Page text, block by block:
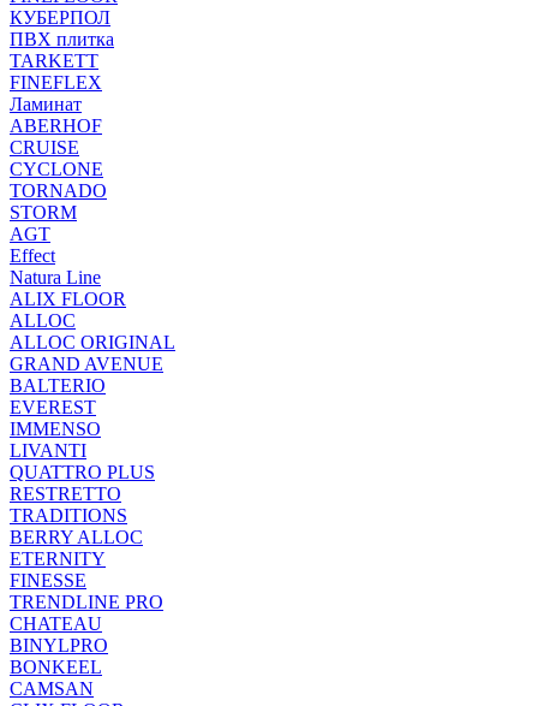
КУБЕРПОЛ
ПВХ плитка
TARKETT
FINEFLEX
Ламинат
ABERHOF
CRUISE
CYCLONE
TORNADO
STORM
AGT
Effect
Natura Line
ALIX FLOOR
ALLOC
ALLOC ORIGINAL
GRAND AVENUE
BALTERIO
EVEREST
IMMENSO
LIVANTI
QUATTRO PLUS
RESTRETTO
TRADITIONS
BERRY ALLOC
ETERNITY
FINESSE
TRENDLINE PRO
CHATEAU
BINYLPRO
BONKEEL
CAMSAN